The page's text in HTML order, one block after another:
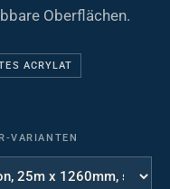
Oberflächen.
ACRYLAT
VARIANTEN